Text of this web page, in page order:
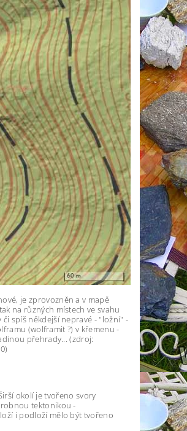
je zprovozněn a v mapě
na různých místech ve svahu
spíš někdejší nepravé - "ložní" -
(wolframit ?) v křemenu -
přehrady... (zdroj:
okolí je tvořeno svory
tektonikou -
i podloží mělo být tvořeno